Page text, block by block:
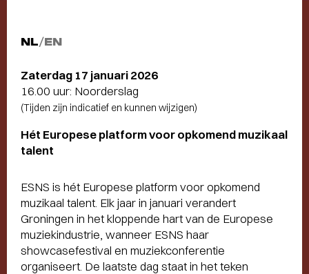
NL/EN
Zaterdag 17 januari 2026
16.00 uur: Noorderslag
(Tijden zijn indicatief en kunnen wijzigen)
Hét Europese platform voor opkomend muzikaal
talent
ESNS is hét Europese platform voor opkomend
muzikaal talent. Elk jaar in januari verandert
Groningen in het kloppende hart van de Europese
muziekindustrie, wanneer ESNS haar
showcasefestival en muziekconferentie
organiseert. De laatste dag staat in het teken